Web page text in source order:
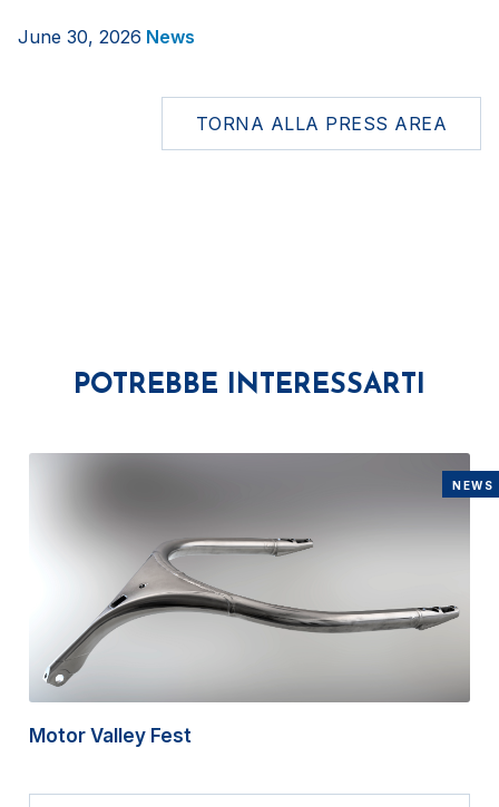
June 30, 2026 News
TORNA ALLA PRESS AREA
POTREBBE INTERESSARTI
NEWS
Motor Valley Fest